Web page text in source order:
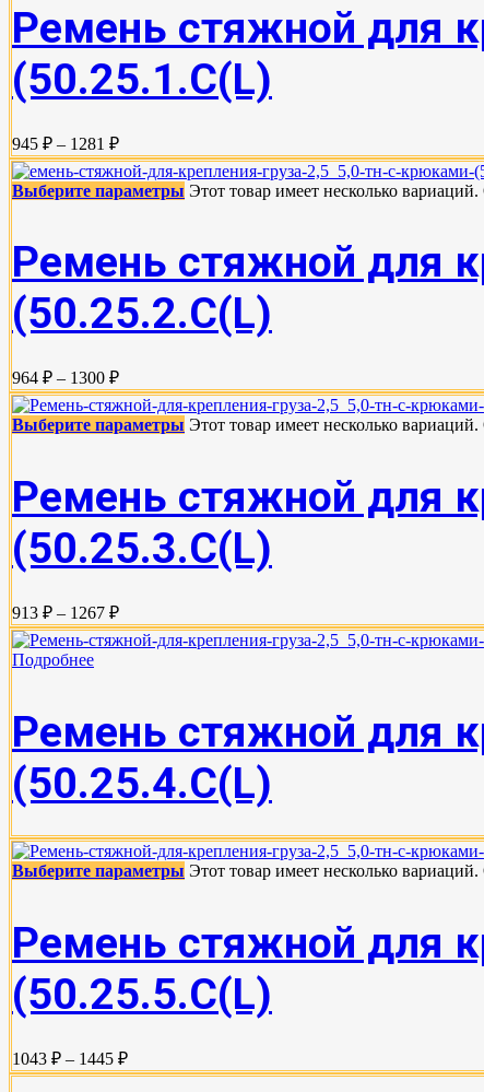
Ремень стяжной для
(50.25.1.С(L)
945 ₽ – 1281 ₽
Выберите параметры Этот товар имеет несколько
Ремень стяжной для
(50.25.2.C(L)
964 ₽ – 1300 ₽
Выберите параметры Этот товар имеет несколько
Ремень стяжной для
(50.25.3.C(L)
913 ₽ – 1267 ₽
Подробнее
Ремень стяжной для
(50.25.4.С(L)
Выберите параметры Этот товар имеет несколько
Ремень стяжной для
(50.25.5.C(L)
1043 ₽ – 1445 ₽